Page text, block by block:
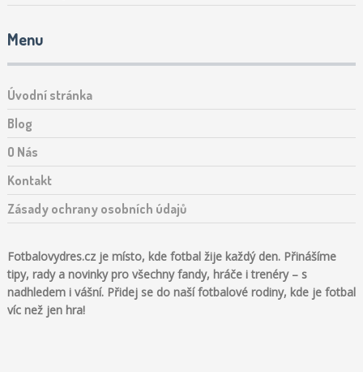
Menu
Úvodní stránka
Blog
O Nás
Kontakt
Zásady ochrany osobních údajů
Fotbalovydres.cz je místo, kde fotbal žije každý den. Přinášíme
tipy, rady a novinky pro všechny fandy, hráče i trenéry – s
nadhledem i vášní. Přidej se do naší fotbalové rodiny, kde je fotbal
víc než jen hra!